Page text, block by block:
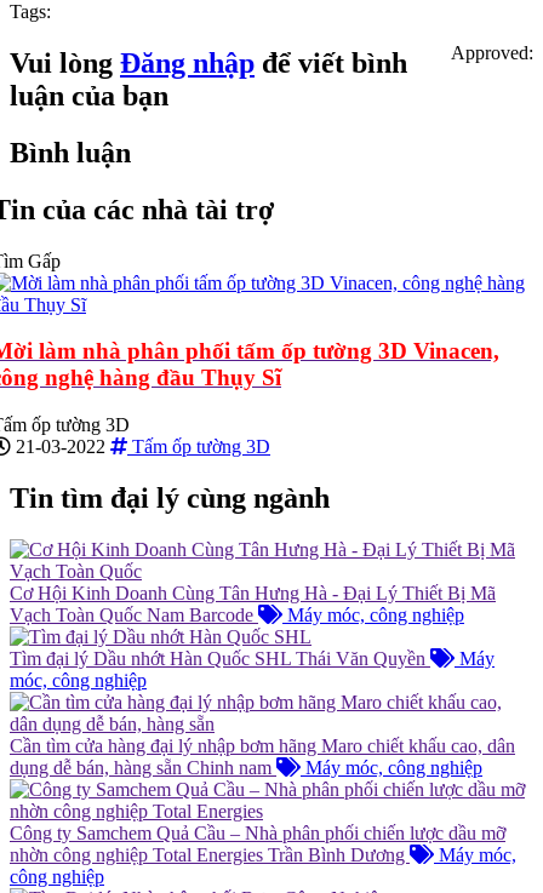
Tags:
Approved:
Vui lòng Đăng nhập để viết bình
luận của bạn
Bình luận
của các nhà tài trợ
Gấp
làm nhà phân phối tấm ốp tường 3D Vinacen,
nghệ hàng đầu Thụy Sĩ
ốp tường 3D
21-03-2022
Tấm ốp tường 3D
Tin tìm đại lý cùng ngành
Cơ Hội Kinh Doanh Cùng Tân Hưng Hà - Đại Lý Thiết Bị Mã
Vạch Toàn Quốc Nam Barcode Máy móc, công nghiệp
Tìm đại lý Dầu nhớt Hàn Quốc SHL Thái Văn Quyền
Máy
móc, công nghiệp
Cần tìm cửa hàng đại lý nhập bơm hãng Maro chiết khấu cao, dân
dụng dễ bán, hàng sẵn Chinh nam Máy móc, công nghiệp
Công ty Samchem Quả Cầu – Nhà phân phối chiến lược dầu mỡ
nhờn công nghiệp Total Energies Trần Bình Dương
Máy móc,
công nghiệp